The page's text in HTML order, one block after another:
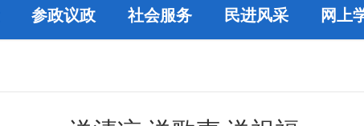
参政议政 社会服务 民进风采 网上